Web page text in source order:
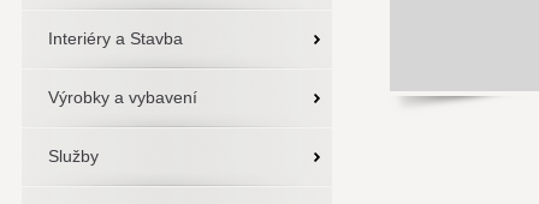
Interiéry a Stavba
Výrobky a vybavení
Služby